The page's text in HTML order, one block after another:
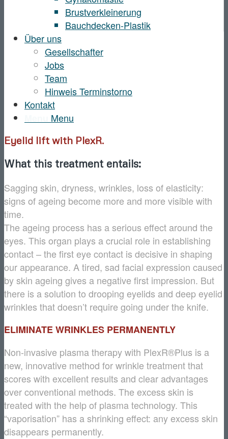
Brustverkleinerung
Bauchdecken-Plastik
Über uns
Gesellschafter
Jobs
Team
Hinweis Terminstorno
Kontakt
Menu
Eyelid lift with PlexR.
What this treatment entails:
Sagging skin, dryness, wrinkles, loss of elasticity:
signs of ageing become more and more visible with
time.
The ageing process has a serious effect around the
eyes. This organ plays a crucial role in establishing
contact – the first eye contact is decisive in shaping
our appearance. A tired, sad facial expression caused
by skin ageing gives a negative first impression. But
there is a solution to drooping eyelids and deep eyelid
wrinkles that doesn’t require going under the knife.
ELIMINATE WRINKLES PERMANENTLY
Non-invasive plasma therapy with PlexR®Plus is a
new, innovative method for wrinkle treatment that
scores with excellent results and clear advantages
over conventional methods. The excess skin is
treated with the help of plasma technology. This
“vaporisation” has a shrinking effect: any excess skin
disappears permanently.